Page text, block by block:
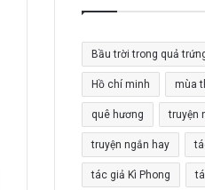
Bầu trời trong quả
Hồ chí minh mùa
quê hương truyện
truyện ngắn hay
tác giả Kì Phong